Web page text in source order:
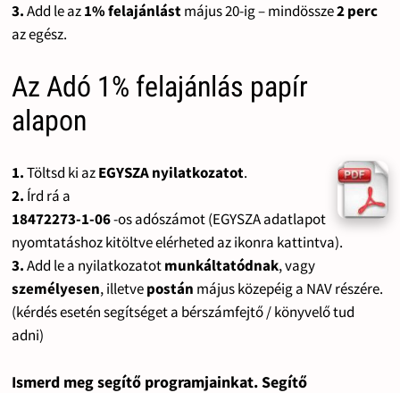
3.Add le az1% felajánlástmájus 20-ig – mindössze2 perc
az egész.
Az Adó 1% felajánlás papír
alapon
1.Töltsd ki azEGYSZA nyilatkozatot.
2. Írd rá a
18472273-1-06-os adószámot (EGYSZA adatlapot
nyomtatáshoz kitöltve elérheted az ikonra kattintva).
3.Add le a nyilatkozatotmunkáltatódnak, vagy
személyesen, illetvepostán május közepéig a NAV részére.
(kérdés esetén segítséget a bérszámfejtő / könyvelő tud
adni)
Ismerd meg segítő programjainkat. Segítő